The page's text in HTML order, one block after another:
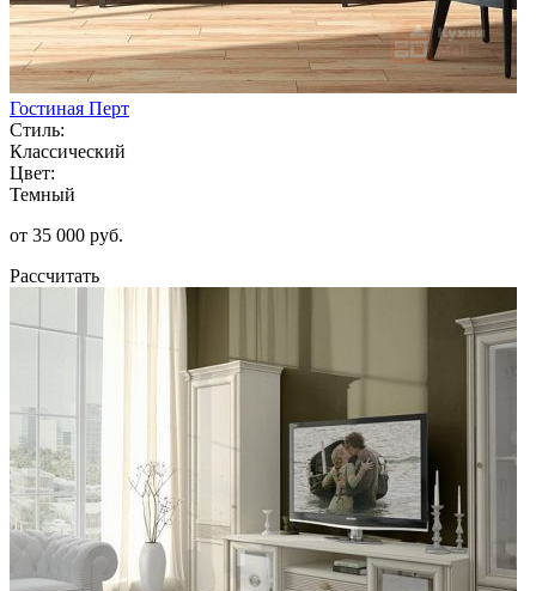
Гостиная Перт
Стиль:
Классический
Цвет:
Темный
от 35 000 руб.
Рассчитать